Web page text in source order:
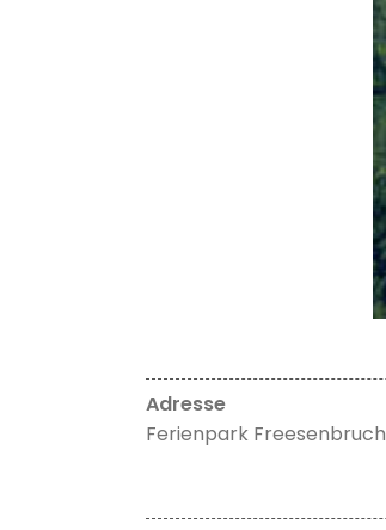
Adresse
Ferienpark Freesenbruch